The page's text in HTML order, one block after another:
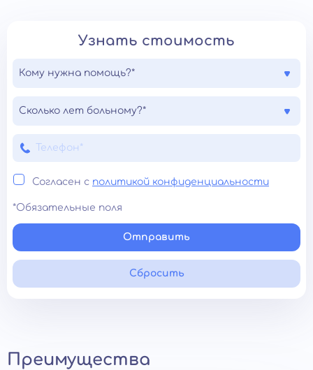
Узнать стоимость
Кому нужна помощь?*
Сколько лет больному?*
Согласен с политикой конфиденциальности
*Обязательные поля
Отправить
Сбросить
Преимущества